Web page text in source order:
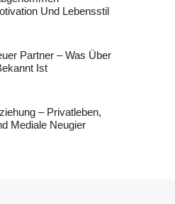
Und Lebensstil
Partner – Was Über
Ist
– Privatleben,
Mediale Neugier